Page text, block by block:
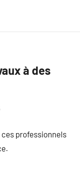
à des
ces professionnels